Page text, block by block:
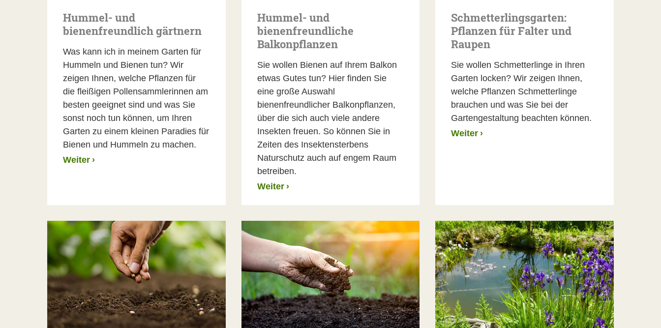
Hummel- und
bienenfreundlich gärtnern
Was kann ich in meinem Garten für
Hummeln und Bienen tun? Wir
zeigen Ihnen, welche Pflanzen für
die fleißigen Pollensammlerinnen am
besten geeignet sind und was Sie
sonst noch tun können, um Ihren
Garten zu einem kleinen Paradies für
Bienen und Hummeln zu machen.
Weiter ›
Hummel- und
bienenfreundliche
Balkonpflanzen
Sie wollen Bienen auf Ihrem Balkon
etwas Gutes tun? Hier finden Sie
eine große Auswahl
bienenfreundlicher Balkonpflanzen,
über die sich auch viele andere
Insekten freuen. So können Sie in
Zeiten des Insektensterbens
Naturschutz auch auf engem Raum
betreiben.
Weiter ›
Schmetterlingsgarten:
Pflanzen für Falter und
Raupen
Sie wollen Schmetterlinge in Ihren
Garten locken? Wir zeigen Ihnen,
welche Pflanzen Schmetterlinge
brauchen und was Sie bei der
Gartengestaltung beachten können.
Weiter ›